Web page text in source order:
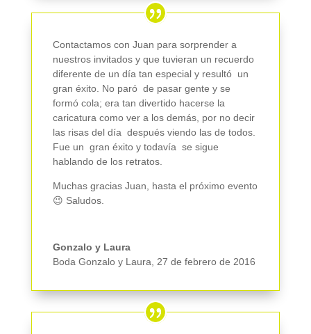
Contactamos con Juan para sorprender a
nuestros invitados y que tuvieran un recuerdo
diferente de un día tan especial y resultó un
gran éxito. No paró de pasar gente y se
formó cola; era tan divertido hacerse la
caricatura como ver a los demás, por no decir
las risas del día después viendo las de todos.
Fue un gran éxito y todavía se sigue
hablando de los retratos.
Muchas gracias Juan, hasta el próximo evento
😉 Saludos.
Gonzalo y Laura
Boda Gonzalo y Laura, 27 de febrero de 2016